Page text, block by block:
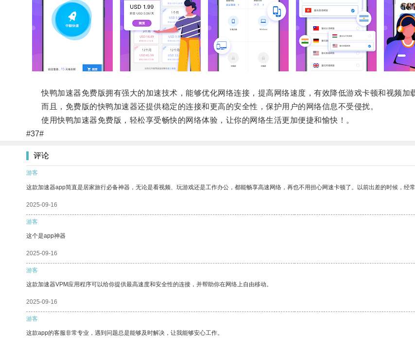
快鸭加速器免费版拥有强大的加速技术，能够优化网络连接，提高网络速度，有效降低游戏卡顿和视频加
而且，免费版的快鸭加速器还提供稳定的连接和更高的安全性，保护用户的网络信息不受侵扰。
使用快鸭加速器免费版，轻松享受畅快的网络体验，让你的网络生活更加便捷和愉快！。
#37#
评论
游客
这款加速器app简直是居家旅行必备神器，无论是看视频、玩游戏还是工作办公，都能畅享高速网络，再也不用担心网速卡顿了。以前出差的时候，经
2025-09-16
游客
这个是app神器
2025-09-16
游客
这款加速器VPM应用程序可以给你提供最高速度和安全性的连接，并帮助你在网络上自由移动。
2025-09-16
游客
这款app的客服非常专业，遇到问题总是能够及时解决，让我能够安心工作。